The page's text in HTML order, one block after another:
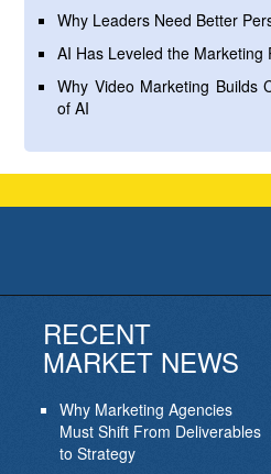
Why Leaders Need Better
AI Has Leveled the Marketing
Why Video Marketing Builds
of AI
RECENT
MARKET NEWS
Why Marketing Agencies
Must Shift From Deliverables
to Strategy